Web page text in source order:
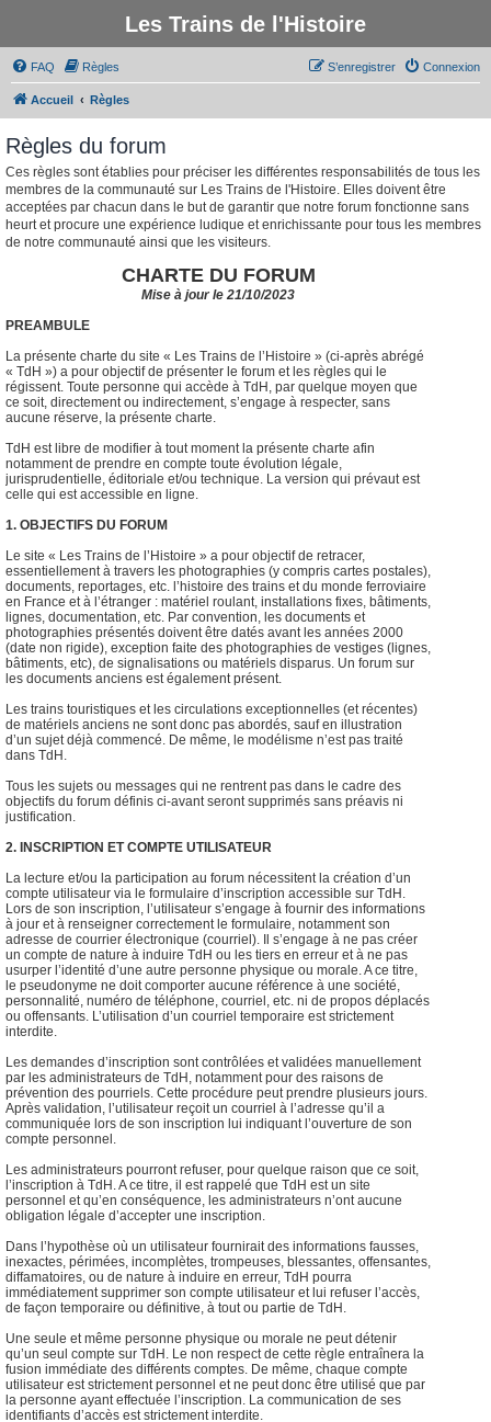
Les Trains de l'Histoire
FAQ Règles Connexion
S’enregistrer
Accueil Règles
Règles du forum
Ces règles sont établies pour préciser les différentes responsabilités de tous les
membres de la communauté sur Les Trains de l'Histoire. Elles doivent être
acceptées par chacun dans le but de garantir que notre forum fonctionne sans
heurt et procure une expérience ludique et enrichissante pour tous les membres
de notre communauté ainsi que les visiteurs.
CHARTE DU FORUM
Mise à jour le 21/10/2023
PREAMBULE
La présente charte du site « Les Trains de l’Histoire » (ci-après abrégé
« TdH ») a pour objectif de présenter le forum et les règles qui le
régissent. Toute personne qui accède à TdH, par quelque moyen que
ce soit, directement ou indirectement, s’engage à respecter, sans
aucune réserve, la présente charte.
TdH est libre de modifier à tout moment la présente charte afin
notamment de prendre en compte toute évolution légale,
jurisprudentielle, éditoriale et/ou technique. La version qui prévaut est
celle qui est accessible en ligne.
1. OBJECTIFS DU FORUM
Le site « Les Trains de l’Histoire » a pour objectif de retracer,
essentiellement à travers les photographies (y compris cartes postales),
documents, reportages, etc. l’histoire des trains et du monde ferroviaire
en France et à l’étranger : matériel roulant, installations fixes, bâtiments,
lignes, documentation, etc. Par convention, les documents et
photographies présentés doivent être datés avant les années 2000
(date non rigide), exception faite des photographies de vestiges (lignes,
bâtiments, etc), de signalisations ou matériels disparus. Un forum sur
les documents anciens est également présent.
Les trains touristiques et les circulations exceptionnelles (et récentes)
de matériels anciens ne sont donc pas abordés, sauf en illustration
d’un sujet déjà commencé. De même, le modélisme n’est pas traité
dans TdH.
Tous les sujets ou messages qui ne rentrent pas dans le cadre des
objectifs du forum définis ci-avant seront supprimés sans préavis ni
justification.
2. INSCRIPTION ET COMPTE UTILISATEUR
La lecture et/ou la participation au forum nécessitent la création d’un
compte utilisateur via le formulaire d’inscription accessible sur TdH.
Lors de son inscription, l’utilisateur s’engage à fournir des informations
à jour et à renseigner correctement le formulaire, notamment son
adresse de courrier électronique (courriel). Il s’engage à ne pas créer
un compte de nature à induire TdH ou les tiers en erreur et à ne pas
usurper l’identité d’une autre personne physique ou morale. A ce titre,
le pseudonyme ne doit comporter aucune référence à une société,
personnalité, numéro de téléphone, courriel, etc. ni de propos déplacés
ou offensants. L’utilisation d’un courriel temporaire est strictement
interdite.
Les demandes d’inscription sont contrôlées et validées manuellement
par les administrateurs de TdH, notamment pour des raisons de
prévention des pourriels. Cette procédure peut prendre plusieurs jours.
Après validation, l’utilisateur reçoit un courriel à l’adresse qu’il a
communiquée lors de son inscription lui indiquant l’ouverture de son
compte personnel.
Les administrateurs pourront refuser, pour quelque raison que ce soit,
l’inscription à TdH. A ce titre, il est rappelé que TdH est un site
personnel et qu’en conséquence, les administrateurs n’ont aucune
obligation légale d’accepter une inscription.
Dans l’hypothèse où un utilisateur fournirait des informations fausses,
inexactes, périmées, incomplètes, trompeuses, blessantes, offensantes,
diffamatoires, ou de nature à induire en erreur, TdH pourra
immédiatement supprimer son compte utilisateur et lui refuser l’accès,
de façon temporaire ou définitive, à tout ou partie de TdH.
Une seule et même personne physique ou morale ne peut détenir
qu’un seul compte sur TdH. Le non respect de cette règle entraînera la
fusion immédiate des différents comptes. De même, chaque compte
utilisateur est strictement personnel et ne peut donc être utilisé que par
la personne ayant effectuée l’inscription. La communication de ses
identifiants d’accès est strictement interdite.